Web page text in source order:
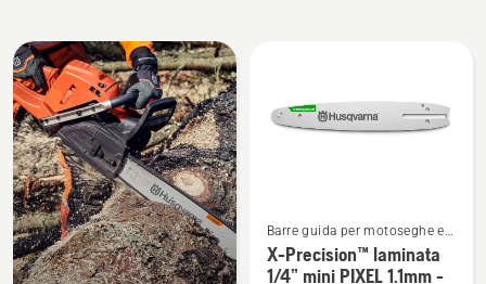
Tutti
i
prodotti
Vedi
maggiori
Barre guida per motoseghe e
potatori ad asta
X-Precision™ laminata
1/4” mini PIXEL 1.1mm -